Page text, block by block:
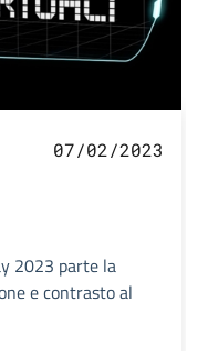
07/02/2023
2023 parte la
e contrasto al